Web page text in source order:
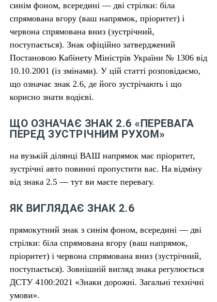
синім фоном, всередині — дві стрілки: біла
спрямована вгору (ваш напрямок, пріоритет) і
червона спрямована вниз (зустрічний,
поступається). Знак офіційно затверджений
Постановою Кабінету Міністрів України № 1306 від
10.10.2001 (із змінами). У цій статті розповідаємо,
що означає знак 2.6, де його зустрічають і що
корисно знати водієві.
ЩО ОЗНАЧАЄ ЗНАК 2.6 «ПЕРЕВАГА
ПЕРЕД ЗУСТРІЧНИМ РУХОМ»
на вузькій ділянці ВАШ напрямок має пріоритет,
зустрічні авто повинні пропустити вас. На відміну
від знака 2.5 — тут ви маєте перевагу.
ЯК ВИГЛЯДАЄ ЗНАК 2.6
прямокутний знак з синім фоном, всередині — дві
стрілки: біла спрямована вгору (ваш напрямок,
пріоритет) і червона спрямована вниз (зустрічний,
поступається). Зовнішній вигляд знака регулюється
ДСТУ 4100:2021 «Знаки дорожні. Загальні технічні
умови».